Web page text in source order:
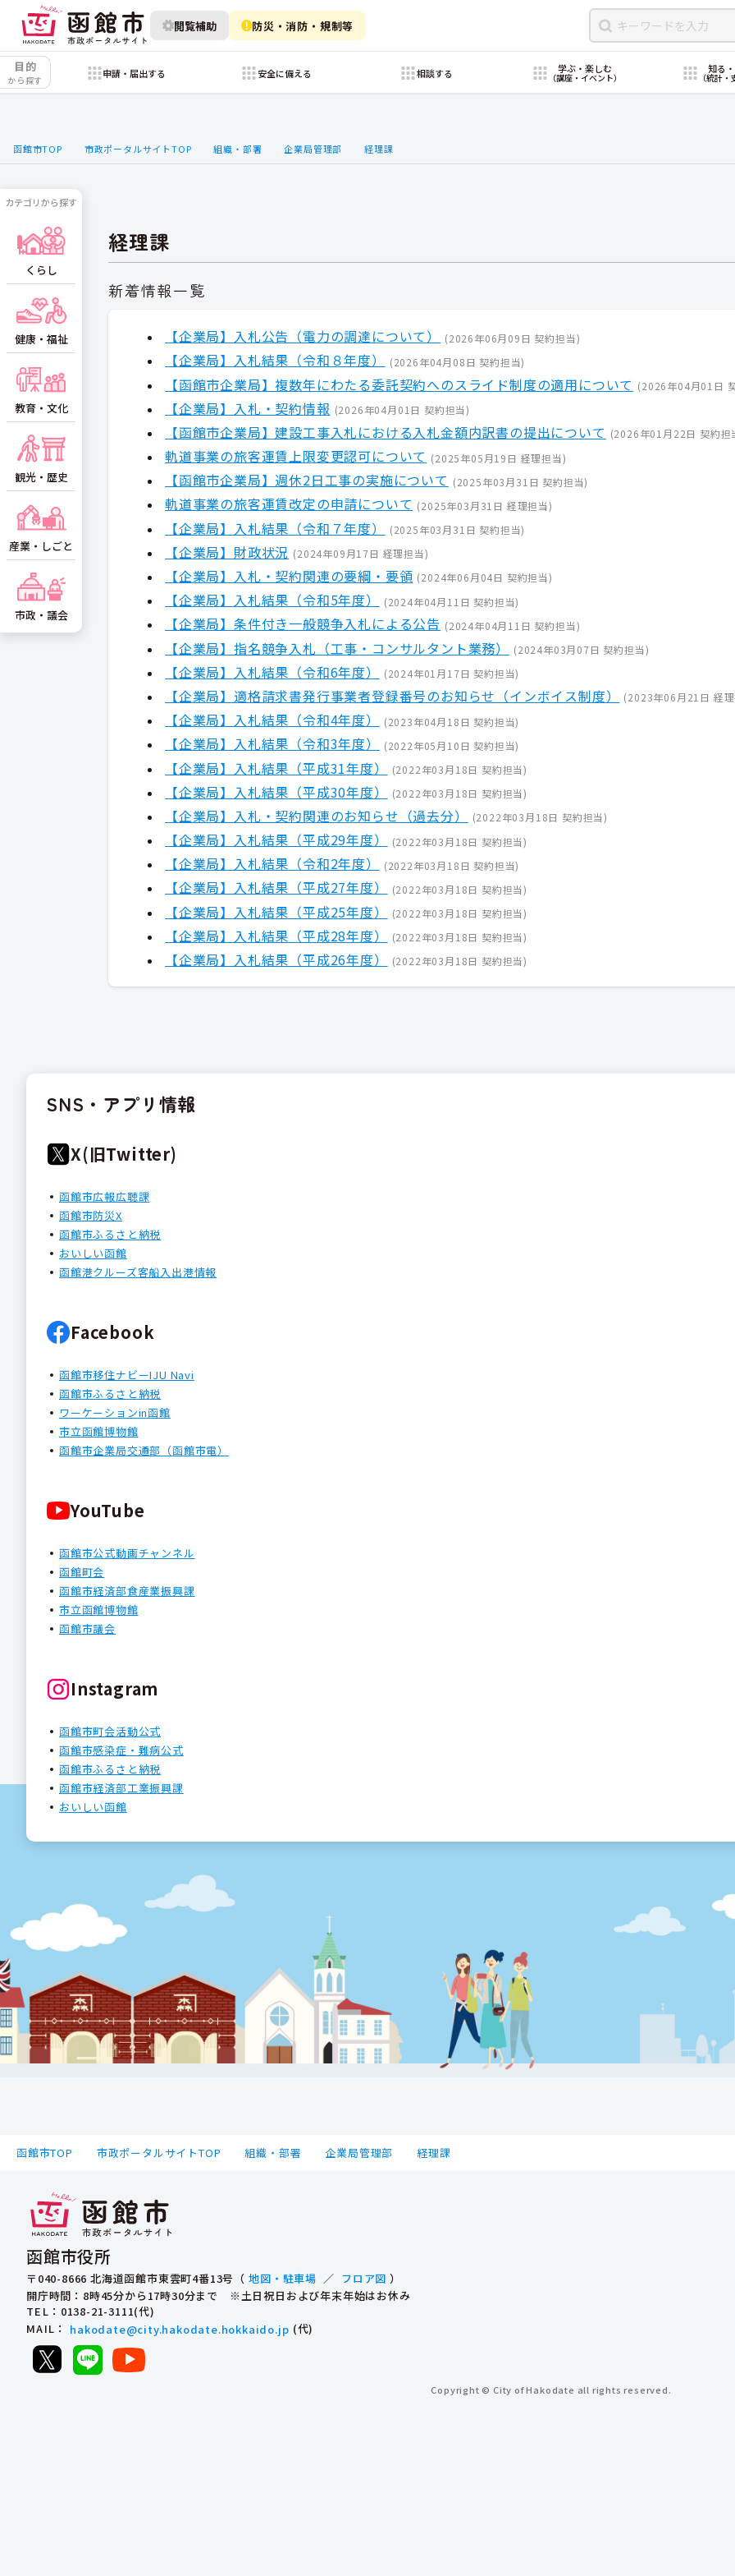
閲覧補助 防災・消防・規制等
目的
から探す
申請・届出する 安全に備える 相談する 学ぶ・楽しむ
（講座・イベント）
知る
（統計・
函館市TOP 市政ポータルサイトTOP 組織・部署 企業局管理部 経理課
経理課
新着情報一覧
【企業局】入札公告（電力の調達について） (2026年06月09日 契約担当)
【企業局】入札結果（令和８年度） (2026年04月08日 契約担当)
【函館市企業局】複数年にわたる委託契約へのスライド制度の適用について (2026年04月01日
【企業局】入札・契約情報 (2026年04月01日 契約担当)
【函館市企業局】建設工事入札における入札金額内訳書の提出について (2026年01月22日 契約担
軌道事業の旅客運賃上限変更認可について (2025年05月19日 経理担当)
【函館市企業局】週休2日工事の実施について (2025年03月31日 契約担当)
軌道事業の旅客運賃改定の申請について (2025年03月31日 経理担当)
【企業局】入札結果（令和７年度） (2025年03月31日 契約担当)
【企業局】財政状況 (2024年09月17日 経理担当)
【企業局】入札・契約関連の要綱・要領 (2024年06月04日 契約担当)
【企業局】入札結果（令和5年度） (2024年04月11日 契約担当)
【企業局】条件付き一般競争入札による公告 (2024年04月11日 契約担当)
【企業局】指名競争入札（工事・コンサルタント業務） (2024年03月07日 契約担当)
【企業局】入札結果（令和6年度） (2024年01月17日 契約担当)
【企業局】適格請求書発行事業者登録番号のお知らせ（インボイス制度） (2023年06月21日 経
【企業局】入札結果（令和4年度） (2023年04月18日 契約担当)
【企業局】入札結果（令和3年度） (2022年05月10日 契約担当)
【企業局】入札結果（平成31年度） (2022年03月18日 契約担当)
【企業局】入札結果（平成30年度） (2022年03月18日 契約担当)
【企業局】入札・契約関連のお知らせ（過去分） (2022年03月18日 契約担当)
【企業局】入札結果（平成29年度） (2022年03月18日 契約担当)
【企業局】入札結果（令和2年度） (2022年03月18日 契約担当)
【企業局】入札結果（平成27年度） (2022年03月18日 契約担当)
【企業局】入札結果（平成25年度） (2022年03月18日 契約担当)
【企業局】入札結果（平成28年度） (2022年03月18日 契約担当)
【企業局】入札結果（平成26年度） (2022年03月18日 契約担当)
カテゴリから探す
くらし
健康・福祉
教育・文化
観光・歴史
産業・しごと
市政・議会
SNS・アプリ情報
X(旧Twitter)
函館市広報広聴課
函館市防災X
函館市ふるさと納税
おいしい函館
函館港クルーズ客船入出港情報
Facebook
函館市移住ナビーIJU Navi
函館市ふるさと納税
ワーケーションin函館
市立函館博物館
函館市企業局交通部（函館市電）
YouTube
函館市公式動画チャンネル
函館町会
函館市経済部食産業振興課
市立函館博物館
函館市議会
Instagram
函館市町会活動公式
函館市感染症・難病公式
函館市ふるさと納税
函館市経済部工業振興課
おいしい函館
函館市TOP 市政ポータルサイトTOP 組織・部署 企業局管理部 経理課
函館市役所
〒040-8666 北海道函館市東雲町4番13号（ 地図・駐車場 ／ フロア図 ）
開庁時間：8時45分から17時30分まで ※土日祝日および年末年始はお休み
TEL ：0138-21-3111(代)
MAIL ： hakodate@city.hakodate.hokkaido.jp (代)
Copyright © City of Hakodate all rights reserved.